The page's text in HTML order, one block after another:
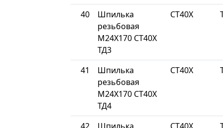
40
Шпилька
резьбовая
М24Х170 СТ40Х
ТД3
СТ40Х
41
Шпилька
резьбовая
М24Х170 СТ40Х
ТД4
СТ40Х